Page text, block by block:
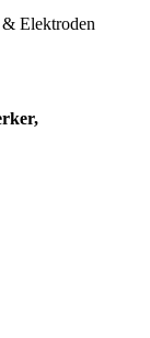
Elektroden